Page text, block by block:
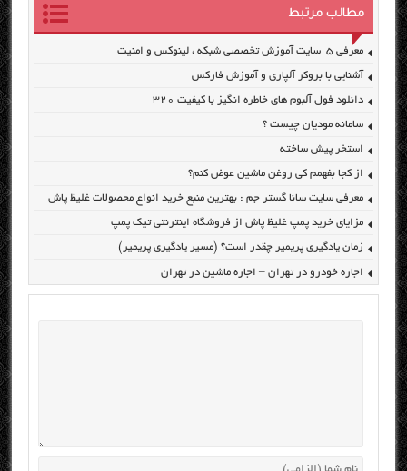
مطالب مرتبط
معرفی ۵ سایت آموزش تخصصی شبکه ، لینوکس و امنیت
آشنایی با بروکر آلپاری و آموزش فارکس
دانلود فول آلبوم های خاطره انگیز با کیفیت ۳۲۰
سامانه مودیان چیست ؟
استخر پیش ساخته
از کجا بفهمم کی روغن ماشین عوض کنم؟
معرفی سایت سانا گستر جم : بهترین منبع خرید انواع محصولات غلیظ پاش
مزایای خرید پمپ غلیظ پاش از فروشگاه اینترنتی تیک پمپ
زمان یادگیری پریمیر چقدر است؟ (مسیر یادگیری پریمیر)
اجاره خودرو در تهران – اجاره ماشین در تهران